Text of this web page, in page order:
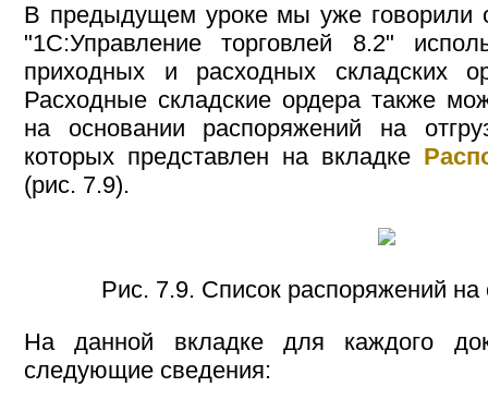
В предыдущем уроке мы уже говорили
"1С:Управление торговлей 8.2"
приходных и расходных складских
Расходные складские ордера также
на основании распоряжений на
которых представлен на вкладке
(рис. 7.9).
Рис. 7.9. Список распоряжений на
На данной вкладке для каждого
следующие сведения: